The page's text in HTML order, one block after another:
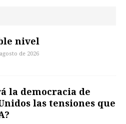
nivel
de 2026
la democracia de
las tensiones que